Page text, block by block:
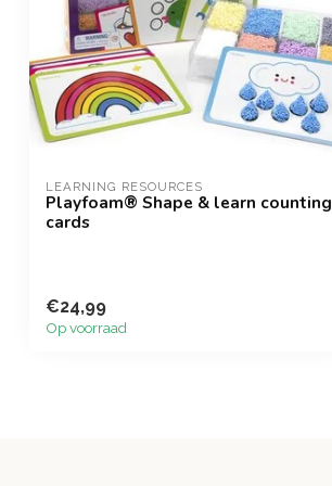
LEARNING RESOURCES
Playfoam® Shape & learn counting
cards
€24,99
Op voorraad